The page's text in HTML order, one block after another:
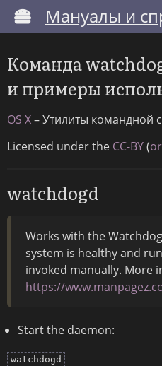
Мануалы и
Команда
и примеры
OS X– Утилиты командной
Licensed under the CC-BY(
watchdogd
Works with the
system is healthy and
invoked manually. More
https://
Start the daemon:
watchdogd